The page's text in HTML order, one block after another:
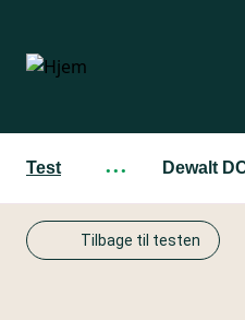
hovedindhold
Test ··· Dewalt
Tilbage til testen